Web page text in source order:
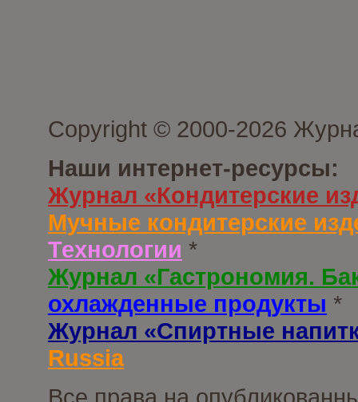
Copyright © 2000-2026
Наши интернет-ресурсы:
Журнал «Кондитерские
Мучные кондитерские
Технологии *
Журнал «Гастрономия.
охлажденные продукты *
Журнал «Спиртные
Russia